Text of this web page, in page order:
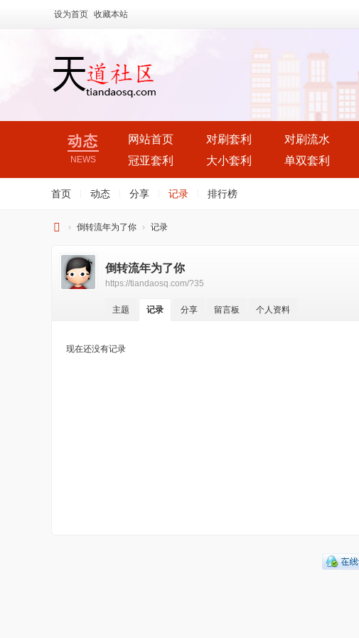
设为首页 收藏本站
动态
NEWS
网站首页 对刷套利 对刷流水
冠亚套利
大小套利 单双套利
首页 动态 分享 记录 排行榜
社
› 倒转流年为了你 › 记录
倒转流年为了你
https://tiandaosq.com/?35
主题 记录 分享 留言板 个人资料
现在还没有记录